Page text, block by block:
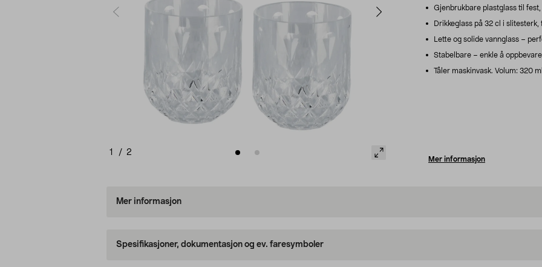
1 / 2
Gjenbrukbare plastglass til
Drikkeglass på 32 cl i
Lette og solide vannglass –
Stabelbare – enkle å
Tåler maskinvask. Volum: 320
Mer informasjon
Mer informasjon
Spesifikasjoner, dokumentasjon og ev. faresymboler